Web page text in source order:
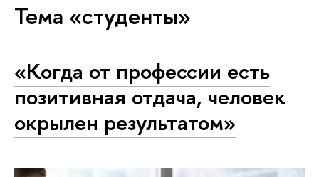
Тема «студенты»
«Когда от профессии есть
позитивная отдача, человек
окрылен результатом»